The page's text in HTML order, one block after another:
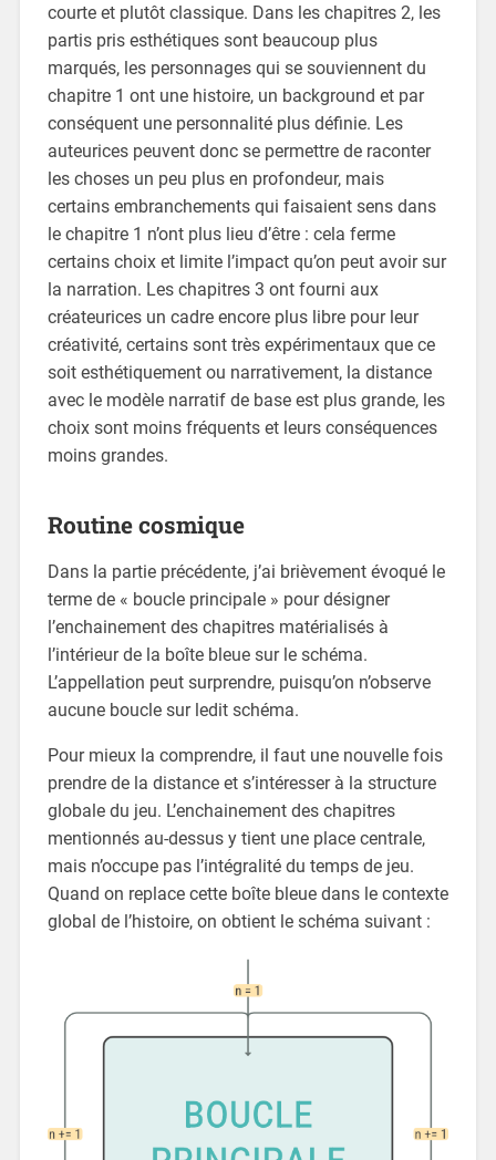
courte et plutôt classique. Dans les chapitres 2, les
partis pris esthétiques sont beaucoup plus
marqués, les personnages qui se souviennent du
chapitre 1 ont une histoire, un background et par
conséquent une personnalité plus définie. Les
auteurices peuvent donc se permettre de raconter
les choses un peu plus en profondeur, mais
certains embranchements qui faisaient sens dans
le chapitre 1 n’ont plus lieu d’être : cela ferme
certains choix et limite l’impact qu’on peut avoir sur
la narration. Les chapitres 3 ont fourni aux
créateurices un cadre encore plus libre pour leur
créativité, certains sont très expérimentaux que ce
soit esthétiquement ou narrativement, la distance
avec le modèle narratif de base est plus grande, les
choix sont moins fréquents et leurs conséquences
moins grandes.
Routine cosmique
Dans la partie précédente, j’ai brièvement évoqué le
terme de « boucle principale » pour désigner
l’enchainement des chapitres matérialisés à
l’intérieur de la boîte bleue sur le schéma.
L’appellation peut surprendre, puisqu’on n’observe
aucune boucle sur ledit schéma.
Pour mieux la comprendre, il faut une nouvelle fois
prendre de la distance et s’intéresser à la structure
globale du jeu. L’enchainement des chapitres
mentionnés au-dessus y tient une place centrale,
mais n’occupe pas l’intégralité du temps de jeu.
Quand on replace cette boîte bleue dans le contexte
global de l’histoire, on obtient le schéma suivant :